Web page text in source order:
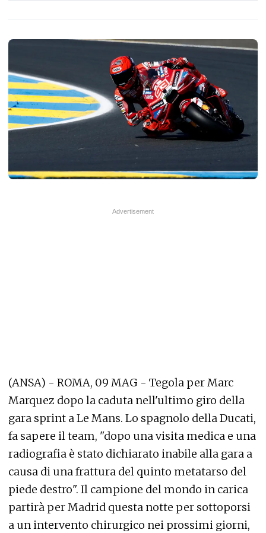
(ANSA) - ROMA, 09 MAG - Tegola per Marc
Marquez dopo la caduta nell'ultimo giro della
gara sprint a Le Mans. Lo spagnolo della Ducati,
fa sapere il team, "dopo una visita medica e una
radiografia è stato dichiarato inabile alla gara a
causa di una frattura del quinto metatarso del
piede destro". Il campione del mondo in carica
partirà per Madrid questa notte per sottoporsi
a un intervento chirurgico nei prossimi giorni,